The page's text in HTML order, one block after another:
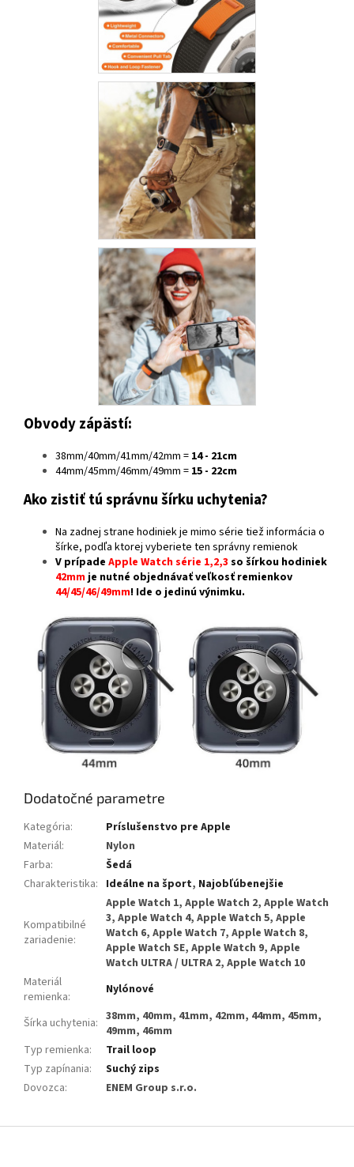
Obvody zápästí:
38mm/40mm/41mm/42mm = 14 - 21cm
44mm/45mm/46mm/49mm = 15 - 22cm
Ako zistiť tú správnu šírku uchytenia?
Na zadnej strane hodiniek je mimo série tiež informácia o
šírke, podľa ktorej vyberiete ten správny remienok
V prípade Apple Watch série 1,2,3 so šírkou hodiniek
42mm je nutné objednávať veľkosť remienkov
44/45/46/49mm! Ide o jedinú výnimku.
Dodatočné parametre
Kategória:
Príslušenstvo pre Apple
Materiál:
Nylon
Farba:
Šedá
Charakteristika: Ideálne na šport, Najobľúbenejšie
Kompatibilné
zariadenie:
Apple Watch 1, Apple Watch 2, Apple Watch
3, Apple Watch 4, Apple Watch 5, Apple
Watch 6, Apple Watch 7, Apple Watch 8,
Apple Watch SE, Apple Watch 9, Apple
Watch ULTRA / ULTRA 2, Apple Watch 10
Materiál
remienka: Nylónové
Šírka uchytenia: 38mm, 40mm, 41mm, 42mm, 44mm, 45mm,
49mm, 46mm
Typ remienka:
Trail loop
Typ zapínania:
Suchý zips
Dovozca: ENEM Group s.r.o.